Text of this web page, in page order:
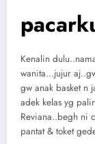
Kenalin
wanita…jujur
gw anak basket n
adek kelas yg
Reviana..begh ni
pantat & toket